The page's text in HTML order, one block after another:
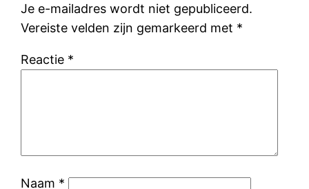
Je e-mailadres wordt niet gepubliceerd.
Vereiste velden zijn gemarkeerd met *
Reactie *
Naam *